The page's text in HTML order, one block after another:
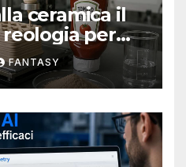
ceramica il
reologia per
la
FANTASY